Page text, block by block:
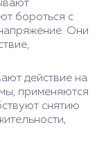
бороться с
Они
действие на
применяются
снятию